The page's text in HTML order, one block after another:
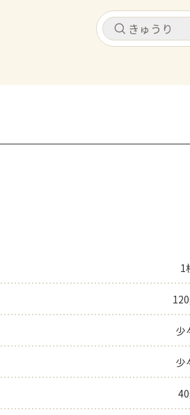
よくあるお問い合
お買い物
1
少
少